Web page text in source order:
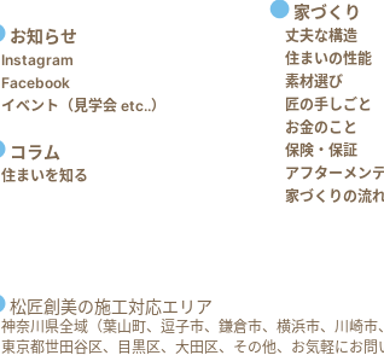
お知らせ
Instagram
Facebook
イベント（見学会 etc..）
コラム
住まいを知る
家づくり
丈夫な構造
住まいの性能
素材選び
匠の手しごと
お金のこと
保険・保証
アフターメン
家づくりの流
松匠創美の施工対応エリア
神奈川県全域（葉山町、逗子市、鎌倉市、横浜市、川崎市
東京都世田谷区、目黒区、大田区、その他、お気軽にお